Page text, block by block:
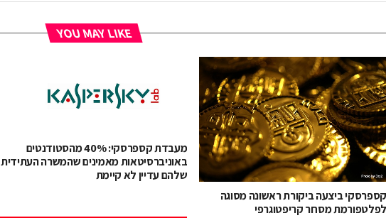
YOU MAY LIKE
קספרסקי ביצעה ביקורת ראשונה מסוגה
לפלטפורמת מסחר קריפטוגרפי
מעבדת קספרסקי: 40% מהסטודנטים
באוניברסיטאות מאמינים שהמשרה העתידית
שלהם עדיין לא קיימת